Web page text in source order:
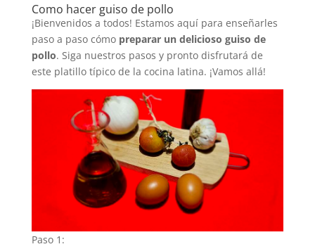
Como hacer guiso de pollo
¡Bienvenidos a todos! Estamos aquí para enseñarles
paso a paso cómo preparar un delicioso guiso de
pollo. Siga nuestros pasos y pronto disfrutará de
este platillo típico de la cocina latina. ¡Vamos allá!
Paso 1: